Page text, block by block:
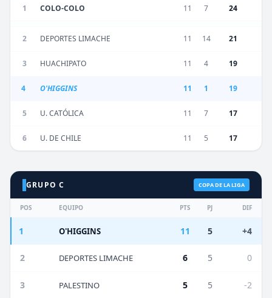
1 COLO-COLO 11 7 24
2 DEPORTES LIMACHE 11 14 21
3 HUACHIPATO 11 4 19
4 O'HIGGINS 11 1 19
5 U. CATÓLICA 11 7 17
6 U. DE CHILE 11 5 17
GRUPO C COPA DE LA LIGA
POS EQUIPO PTS PJ DIF
1 O'HIGGINS 11 5 +4
2 DEPORTES LIMACHE 6 5 0
3 PALESTINO 5 5 -2